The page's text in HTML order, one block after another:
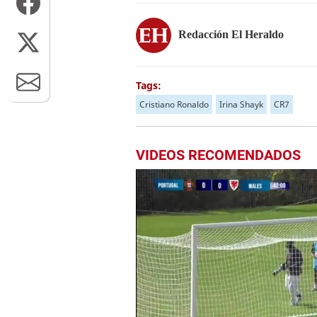
Redacción El Heraldo
Tags:
Cristiano Ronaldo Irina Shayk CR7
VIDEOS RECOMENDADOS